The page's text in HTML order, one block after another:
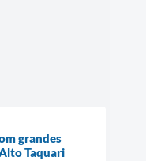
grandes
Taquari